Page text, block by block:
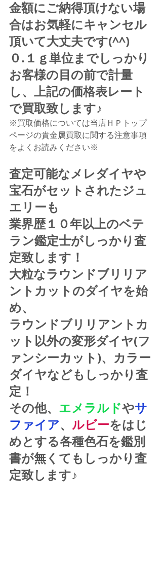
金額にご納得頂けない場
合はお気軽にキャンセル
頂いて大丈夫です(^^)
０.１ｇ単位までしっかり
お客様の目の前で計量
し、上記の価格表レート
で買取致します♪
※買取価格については当店ＨＰトップ
ページの貴金属買取に関する注意事項
をよくお読みください※
査定可能なメレダイヤや
宝石がセットされたジュ
エリーも
業界歴１０年以上のベテ
ラン鑑定士がしっかり査
定致します！
大粒なラウンドブリリア
ントカットのダイヤを始
め、
ラウンドブリリアントカ
ット以外の変形ダイヤ(フ
ァンシーカット)、カラー
ダイヤなどもしっかり査
定！
その他、 エメラルドやサ
ファイア、 ルビーをはじ
めとする各種色石を鑑別
書が無くてもしっかり査
定致します♪